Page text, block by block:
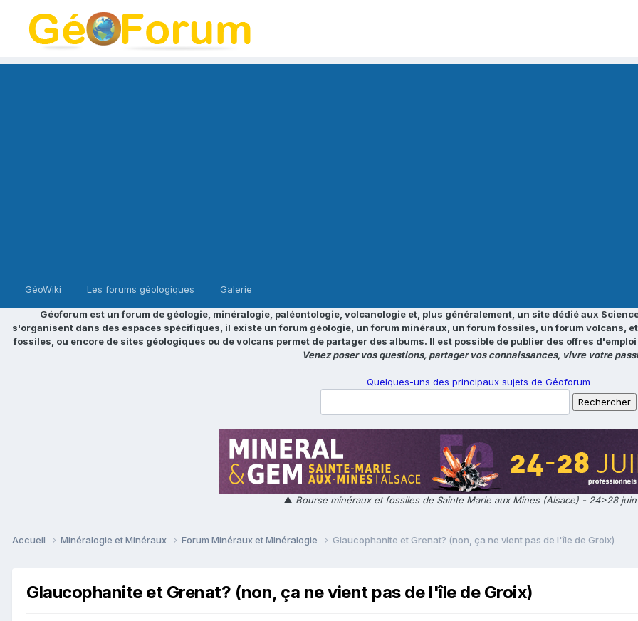
GéoWiki Les forums géologiques Galerie
Géoforum est un forum de géologie, minéralogie, paléontologie, volcanologie et, plus généralement, un site dédié aux
s'organisent dans des espaces spécifiques, il existe un forum géologie, un forum minéraux, un forum fossiles, un forum volcans,
fossiles, ou encore de sites géologiques ou de volcans permet de partager des albums. Il est possible de publier des offres
Venez poser vos questions, partager vos connaissances, vivre votre
Quelques-uns des principaux sujets de Géoforum
▲ Bourse minéraux et fossiles de Sainte Marie aux Mines (Alsace) - 24>28
Accueil Minéralogie et Minéraux Forum Minéraux et Minéralogie Glaucophanite et Grenat? (non, ça ne vient pas de l'île de Groix)
Glaucophanite et Grenat? (non, ça ne vient pas de l'île de Groix)